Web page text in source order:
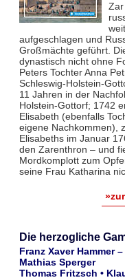
aufgeschlagen und
Großmächte geführt.
dynastisch nicht ohne
Peters Tochter Anna
Schleswig-Holstein-
11 Jahren in der
Holstein-Gottorf; 1742
Elisabeth (ebenfalls
eigene Nachkommen),
Elisabeths im Januar
den Zarenthron – und
Mordkomplott zum
seine Frau Katharina
Die herzogliche
Franz Xaver Hammer
Mathias Sperger
Thomas Fritzsch •